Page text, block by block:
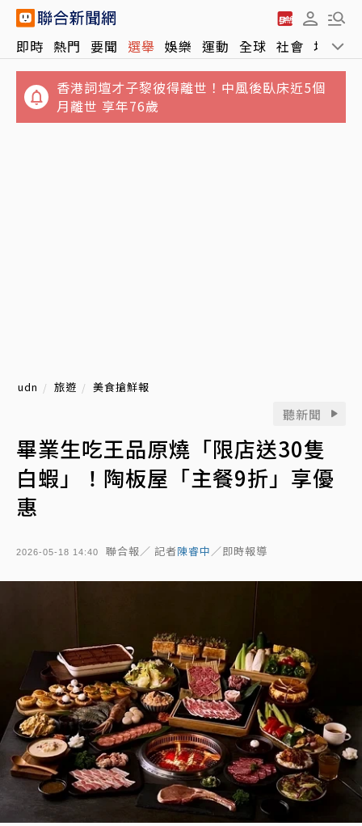
即時 熱門 要聞 選舉 娛樂 運動 全球 社會 地方
香港詞壇才子黎彼得離世！中風後臥床近5個
月離世 享年76歲
udn 旅遊 美食搶鮮報
聽新聞
畢業生吃王品原燒「限店送30隻
白蝦」！陶板屋「主餐9折」享優
惠
2026-05-18 14:40 聯合報／ 記者陳睿中／即時報導